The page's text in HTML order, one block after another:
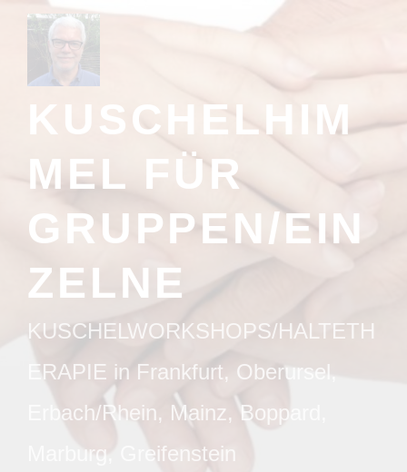
Inhalt
springen
KUSCHELHIM
MEL FÜR
GRUPPEN/EIN
ZELNE
KUSCHELWORKSHOPS/HALTETH
ERAPIE in Frankfurt, Oberursel,
Erbach/Rhein, Mainz, Boppard,
Marburg, Greifenstein